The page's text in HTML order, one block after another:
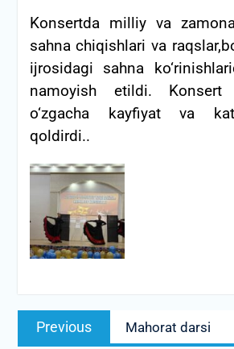
Konsertda milliy va
sahna chiqishlari va
ijrosidagi sahna
namoyish etildi. Konsert
o‘zgacha kayfiyat va
qoldirdi..
Post
menyusi
Previous
Previous
post:
Mahorat darsi